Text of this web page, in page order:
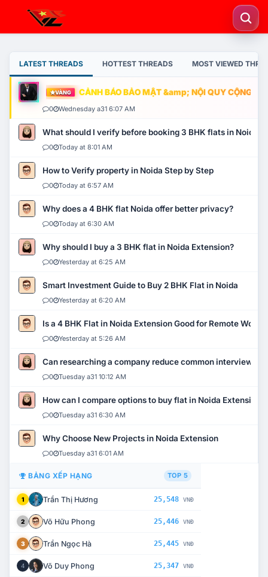
LATEST THREADS HOTTEST THREADS MOST VIEWED
VÀNG CẢNH BÁO BẢO MẬT &amp; NỘI QUY CỘNG
0 Wednesday a31 6:07 AM
What should I verify before booking 3 BHK flats in Noida?
0 Today at 8:01 AM
How to Verify property in Noida Step by Step
0 Today at 6:57 AM
Why does a 4 BHK flat Noida offer better privacy?
0 Today at 6:30 AM
Why should I buy a 3 BHK flat in Noida Extension?
0 Yesterday at 6:25 AM
Smart Investment Guide to Buy 2 BHK Flat in Noida
0 Yesterday at 6:20 AM
Is a 4 BHK Flat in Noida Extension Good for Remote Work?
0 Yesterday at 5:26 AM
Can researching a company reduce common interview
0 Tuesday a31 10:12 AM
How can I compare options to buy flat in Noida Extension?
0 Tuesday a31 6:30 AM
Why Choose New Projects in Noida Extension
0 Tuesday a31 6:01 AM
BẢNG XẾP HẠNG TOP 5
1 Trần Thị Hương 25,548 VNĐ
2 Võ Hữu Phong 25,446 VNĐ
3 Trần Ngọc Hà 25,445 VNĐ
4 Võ Duy Phong 25,347 VNĐ